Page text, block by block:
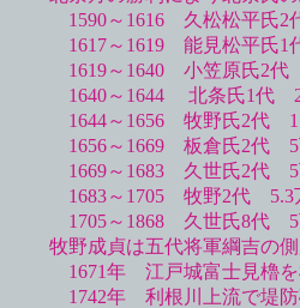
1590～1616 久松松平氏2
1617～1619 能見松平氏1
1619～1640 小笠原氏2代
1640～1644 北条氏1代 2
1644～1656 牧野氏2代
1656～1669 板倉氏2代 5
1669～1683 久世氏2代 5
1683～1705 牧野2代 5.3
1705～1868 久世氏8代 5
牧野成貞は五代将軍綱吉の側
1671年 江戸城富士見櫓を模
1742年 利根川上流で堤防破